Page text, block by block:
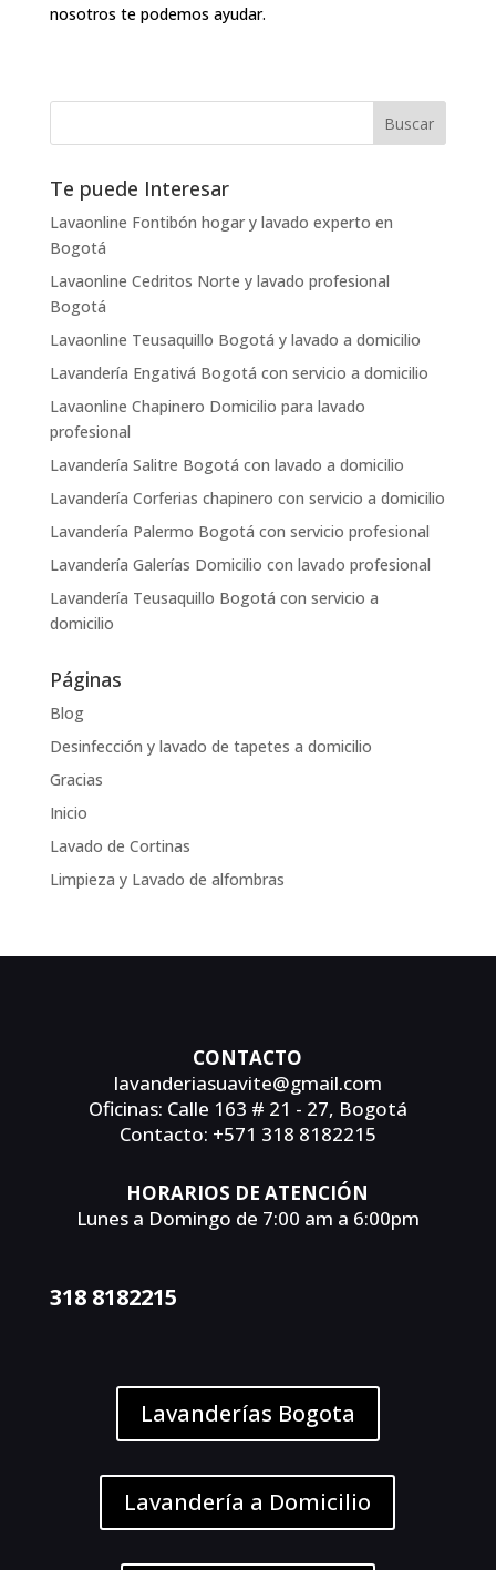
nosotros te podemos ayudar.
Te puede Interesar
Lavaonline Fontibón hogar y lavado experto en
Bogotá
Lavaonline Cedritos Norte y lavado profesional
Bogotá
Lavaonline Teusaquillo Bogotá y lavado a domicilio
Lavandería Engativá Bogotá con servicio a domicilio
Lavaonline Chapinero Domicilio para lavado
profesional
Lavandería Salitre Bogotá con lavado a domicilio
Lavandería Corferias chapinero con servicio a domicilio
Lavandería Palermo Bogotá con servicio profesional
Lavandería Galerías Domicilio con lavado profesional
Lavandería Teusaquillo Bogotá con servicio a
domicilio
Páginas
Blog
Desinfección y lavado de tapetes a domicilio
Gracias
Inicio
Lavado de Cortinas
Limpieza y Lavado de alfombras
CONTACTO
lavanderiasuavite@gmail.com
Oficinas: Calle 163 # 21 - 27, Bogotá
Contacto: +571 318 8182215
HORARIOS DE ATENCIÓN
Lunes a Domingo de 7:00 am a 6:00pm
318 8182215
Lavanderías Bogota
Lavandería a Domicilio